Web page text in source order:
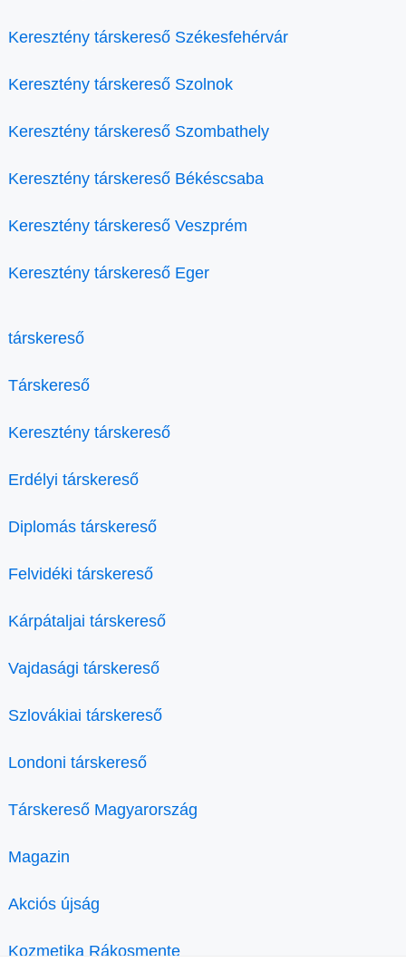
Keresztény társkereső Székesfehérvár
Keresztény társkereső Szolnok
Keresztény társkereső Szombathely
Keresztény társkereső Békéscsaba
Keresztény társkereső Veszprém
Keresztény társkereső Eger
társkereső
Társkereső
Keresztény társkereső
Erdélyi társkereső
Diplomás társkereső
Felvidéki társkereső
Kárpátaljai társkereső
Vajdasági társkereső
Szlovákiai társkereső
Londoni társkereső
Társkereső Magyarország
Magazin
Akciós újság
Kozmetika Rákosmente